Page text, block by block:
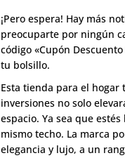
¡Pero espera! Hay más
preocuparte por ningún
código «Cupón
tu bolsillo.
Esta tienda para el hogar
inversiones no solo
espacio. Ya sea que
mismo techo. La marca
elegancia y lujo, a un